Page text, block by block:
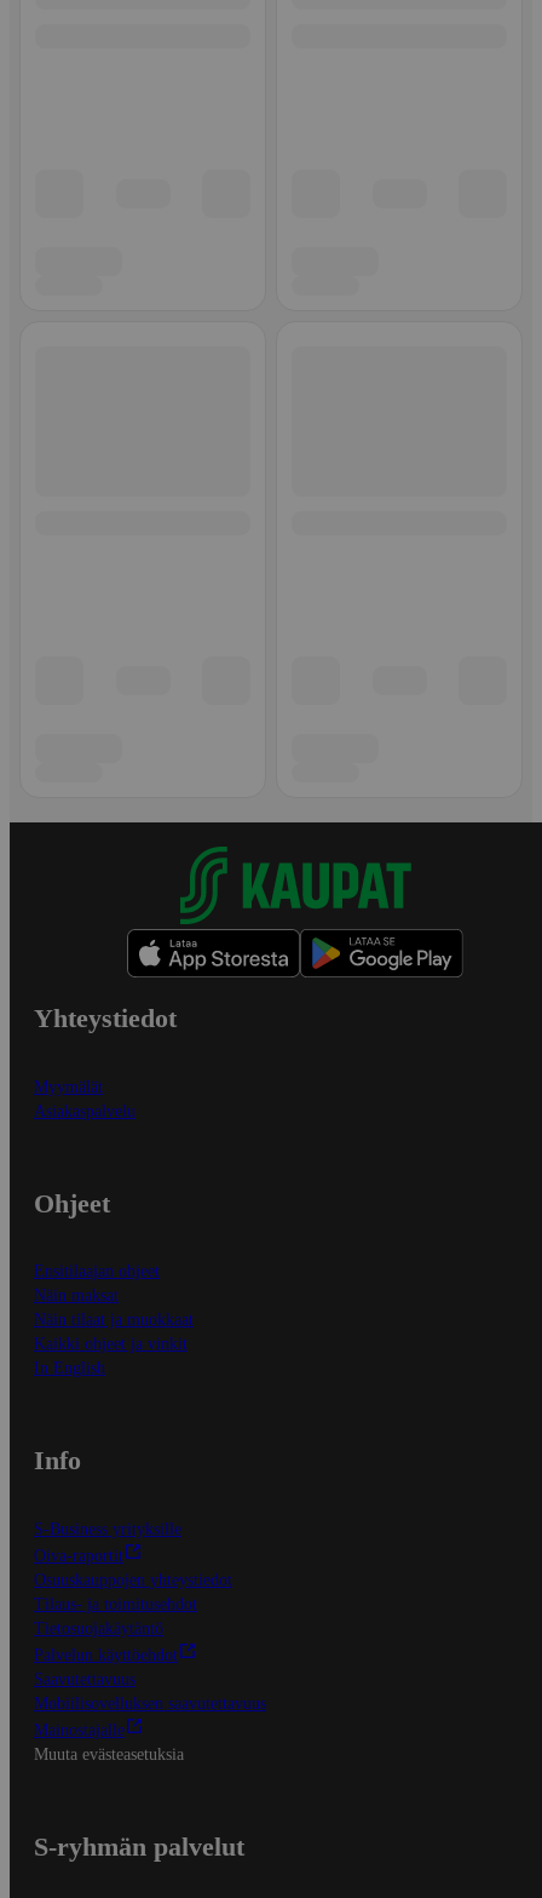
Yhteystiedot
Myymälät
Asiakaspalvelu
Ohjeet
Ensitilaajan ohjeet
Näin maksat
Näin tilaat ja muokkaat
Kaikki ohjeet ja vinkit
In English
Info
S-Business yrityksille
Oiva-raportit
Osuuskauppojen yhteystiedot
Tilaus- ja toimitusehdot
Tietosuojakäytäntö
Palvelun käyttöehdot
Saavutettavuus
Mobiilisovelluksen saavutettavuus
Mainostajalle
Muuta evästeasetuksia
S-ryhmän palvelut